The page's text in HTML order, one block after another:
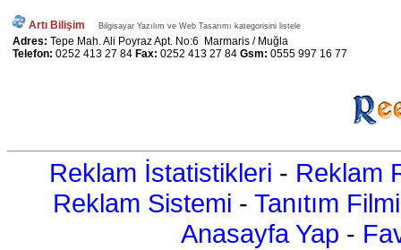
Artı Bilişim Bilgisayar Yazılım ve Web Tasarımı kategorisini listele
Adres: Tepe Mah. Ali Poyraz Apt. No:6 Marmaris / Muğla
Telefon: 0252 413 27 84 Fax: 0252 413 27 84 Gsm: 0555 997 16 77
Reklam İstatistikleri - Reklam
Reklam Sistemi - Tanıtım Filmi
Anasayfa Yap -